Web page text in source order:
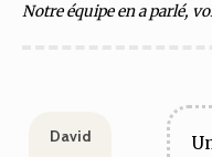
Notre équipe en a parlé,
David